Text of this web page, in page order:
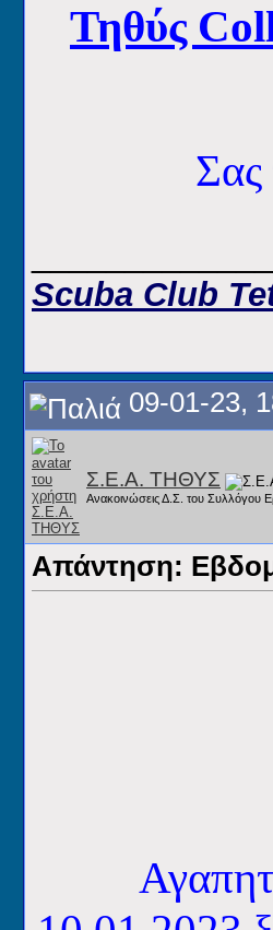
Τηθύς
Scuba Club
09-01-23,
Σ.Ε.Α. ΤΗΘΥΣ
Ανακοινώσεις Δ.Σ. του Συλλόγου
Απάντηση: